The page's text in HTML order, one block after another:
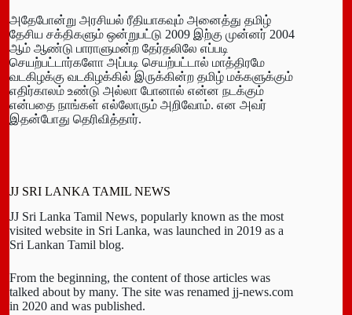
அதேபோன்று அரசியல் ரீதியாகவும் அனைத்து தமிழ்
தேசிய சக்திகளும் ஒன்றுபட்டு 2009 இற்கு முன்னர் 2004
ஆம் ஆண்டு பாராளுமன்ற தேர்தலிலே எப்படி
செயற்பட்டார்களோ அப்படி செயற்பட்டால் மாத்திரமே
வடகிழக்கு வடகிழக்கில் இருக்கின்ற தமிழ் மக்களுக்கும்
எதிர்காலம் உண்டு அல்லா போனால் என்ன நடக்கும்
என்பதை நாங்கள் எல்லோரும் அறிவோம். என அவர்
இதன்போது தெரிவித்தார்.
JJ SRI LANKA TAMIL NEWS
JJ Sri Lanka Tamil News, popularly known as the most
visited website in Sri Lanka, was launched in 2019 as a
Sri Lankan Tamil blog.
From the beginning, the content of those articles was
talked about by many. The site was renamed jj-news.com
in 2020 and was published.